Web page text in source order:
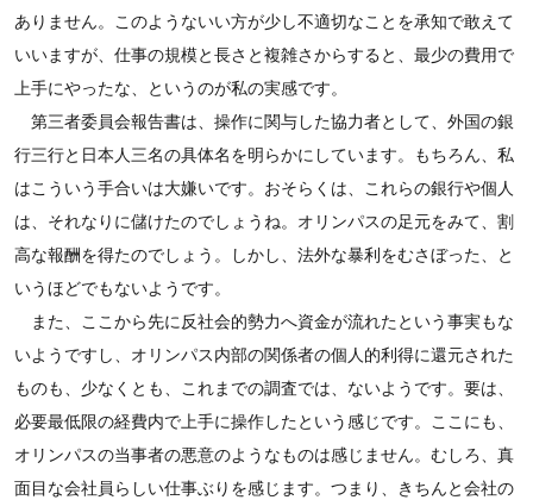
ありません。このようないい方が少し不適切なことを承知で敢えて
いいますが、仕事の規模と長さと複雑さからすると、最少の費用で
上手にやったな、というのが私の実感です。
第三者委員会報告書は、操作に関与した協力者として、外国の銀
行三行と日本人三名の具体名を明らかにしています。もちろん、私
はこういう手合いは大嫌いです。おそらくは、これらの銀行や個人
は、それなりに儲けたのでしょうね。オリンパスの足元をみて、割
高な報酬を得たのでしょう。しかし、法外な暴利をむさぼった、と
いうほどでもないようです。
また、ここから先に反社会的勢力へ資金が流れたという事実もな
いようですし、オリンパス内部の関係者の個人的利得に還元された
ものも、少なくとも、これまでの調査では、ないようです。要は、
必要最低限の経費内で上手に操作したという感じです。ここにも、
オリンパスの当事者の悪意のようなものは感じません。むしろ、真
面目な会社員らしい仕事ぶりを感じます。つまり、きちんと会社の